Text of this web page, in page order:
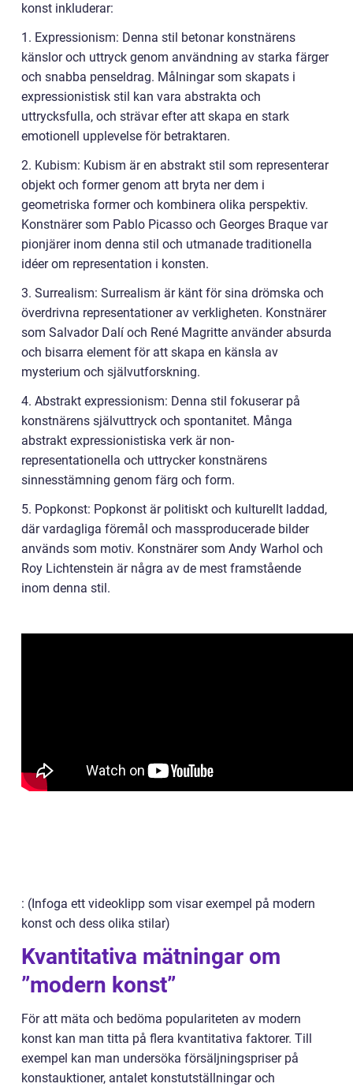
konst inkluderar:
1. Expressionism: Denna stil betonar konstnärens
känslor och uttryck genom användning av starka färger
och snabba penseldrag. Målningar som skapats i
expressionistisk stil kan vara abstrakta och
uttrycksfulla, och strävar efter att skapa en stark
emotionell upplevelse för betraktaren.
2. Kubism: Kubism är en abstrakt stil som representerar
objekt och former genom att bryta ner dem i
geometriska former och kombinera olika perspektiv.
Konstnärer som Pablo Picasso och Georges Braque var
pionjärer inom denna stil och utmanade traditionella
idéer om representation i konsten.
3. Surrealism: Surrealism är känt för sina drömska och
överdrivna representationer av verkligheten. Konstnärer
som Salvador Dalí och René Magritte använder absurda
och bisarra element för att skapa en känsla av
mysterium och självutforskning.
4. Abstrakt expressionism: Denna stil fokuserar på
konstnärens självuttryck och spontanitet. Många
abstrakt expressionistiska verk är non-
representationella och uttrycker konstnärens
sinnesstämning genom färg och form.
5. Popkonst: Popkonst är politiskt och kulturellt laddad,
där vardagliga föremål och massproducerade bilder
används som motiv. Konstnärer som Andy Warhol och
Roy Lichtenstein är några av de mest framstående
inom denna stil.
: (Infoga ett videoklipp som visar exempel på modern
konst och dess olika stilar)
Kvantitativa mätningar om
”modern konst”
För att mäta och bedöma populariteten av modern
konst kan man titta på flera kvantitativa faktorer. Till
exempel kan man undersöka försäljningspriser på
konstauktioner, antalet konstutställningar och